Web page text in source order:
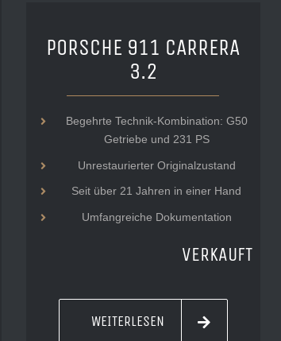
PORSCHE 911 CARRERA
3.2
Begehrte Technik-Kombination: G50
Getriebe und 231 PS
Unrestaurierter Originalzustand
Seit über 21 Jahren in einer Hand
Umfangreiche Dokumentation
VERKAUFT
WEITERLESEN